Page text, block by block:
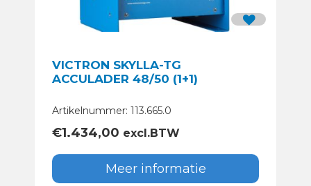
VICTRON SKYLLA-TG
ACCULADER 48/50 (1+1)
Artikelnummer: 113.665.0
€1.434,00 excl.BTW
Meer informatie